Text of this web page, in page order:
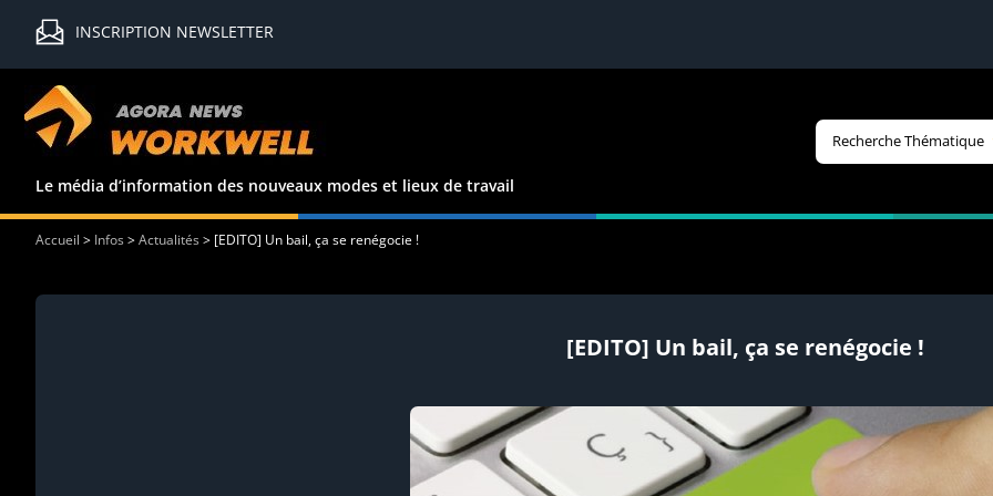
INSCRIPTION NEWSLETTER
Le média d’information des nouveaux modes et lieux de travail
Recherche Thématique
Accueil > Infos>Actualités> [EDITO] Un bail, ça se renégocie !
[EDITO] Un bail, ça se renégocie !